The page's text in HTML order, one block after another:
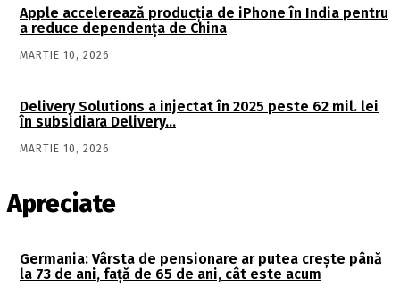
Apple accelerează producția de iPhone în India pentru
a reduce dependența de China
MARTIE 10, 2026
Delivery Solutions a injectat în 2025 peste 62 mil. lei
în subsidiara Delivery…
MARTIE 10, 2026
Apreciate
Germania: Vârsta de pensionare ar putea crește până
la 73 de ani, față de 65 de ani, cât este acum